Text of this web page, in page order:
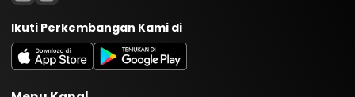
Ikuti Perkembangan Kami di